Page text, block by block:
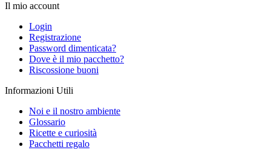
Il mio account
Login
Registrazione
Password dimenticata?
Dove è il mio pacchetto?
Riscossione buoni
Informazioni Utili
Noi e il nostro ambiente
Glossario
Ricette e curiosità
Pacchetti regalo